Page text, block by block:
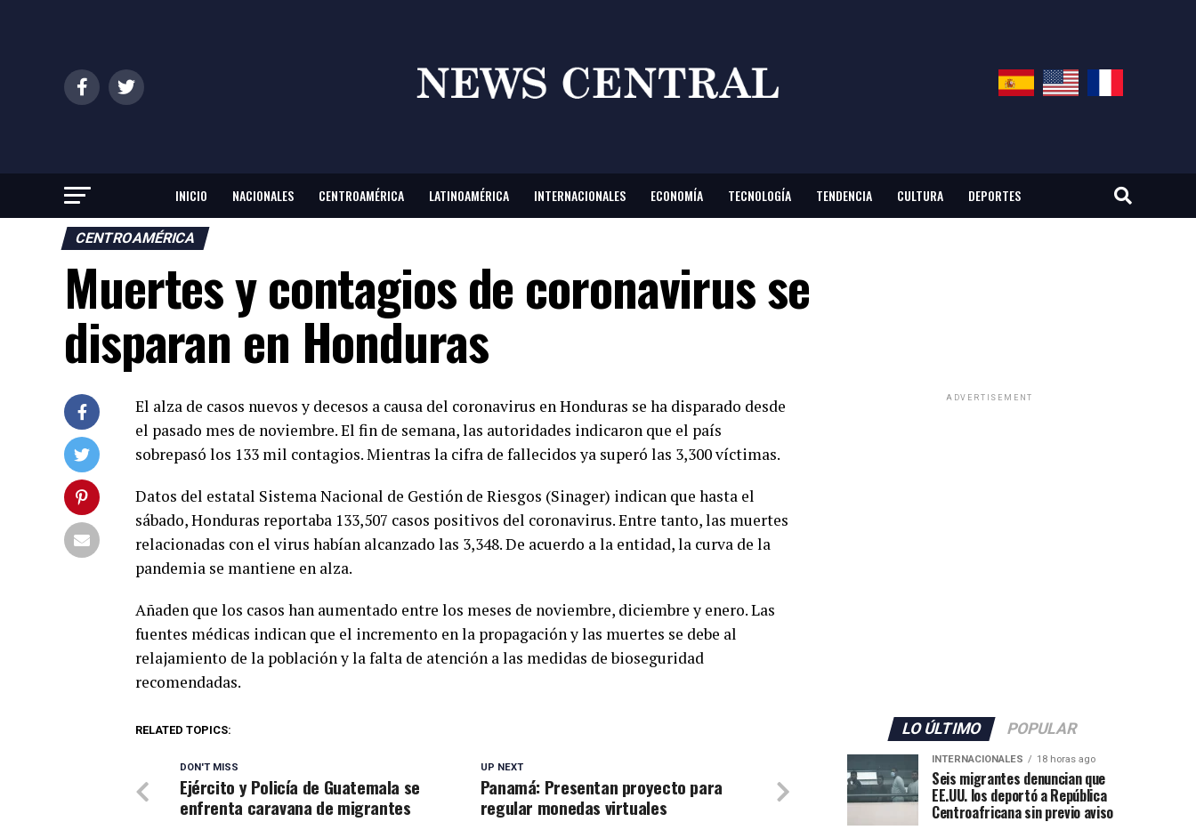
INICIO NACIONALES CENTROAMÉRICA LATINOAMÉRICA INTERNACIONALES ECONOMÍA TECNOLOGÍA TENDENCIA CULTURA DEPORTES
CENTROAMÉRICA
Muertes y contagios de coronavirus se
disparan en Honduras
El alza de casos nuevos y decesos a causa del coronavirus en Honduras se ha disparado desde
el pasado mes de noviembre. El fin de semana, las autoridades indicaron que el país
sobrepasó los 133 mil contagios. Mientras la cifra de fallecidos ya superó las 3,300 víctimas.
Datos del estatal Sistema Nacional de Gestión de Riesgos (Sinager) indican que hasta el
sábado, Honduras reportaba 133,507 casos positivos del coronavirus. Entre tanto, las muertes
relacionadas con el virus habían alcanzado las 3,348. De acuerdo a la entidad, la curva de la
pandemia se mantiene en alza.
Añaden que los casos han aumentado entre los meses de noviembre, diciembre y enero. Las
fuentes médicas indican que el incremento en la propagación y las muertes se debe al
relajamiento de la población y la falta de atención a las medidas de bioseguridad
recomendadas.
RELATED TOPICS:
UP NEXT
Panamá: Presentan proyecto para
regular monedas virtuales
DON'T MISS
Ejército y Policía de Guatemala se
enfrenta caravana de migrantes
ADVERTISEMENT
LO ÚLTIMO POPULAR
INTERNACIONALES 18 horas ago
Seis migrantes denuncian que
EE.UU. los deportó a República
Centroafricana sin previo aviso